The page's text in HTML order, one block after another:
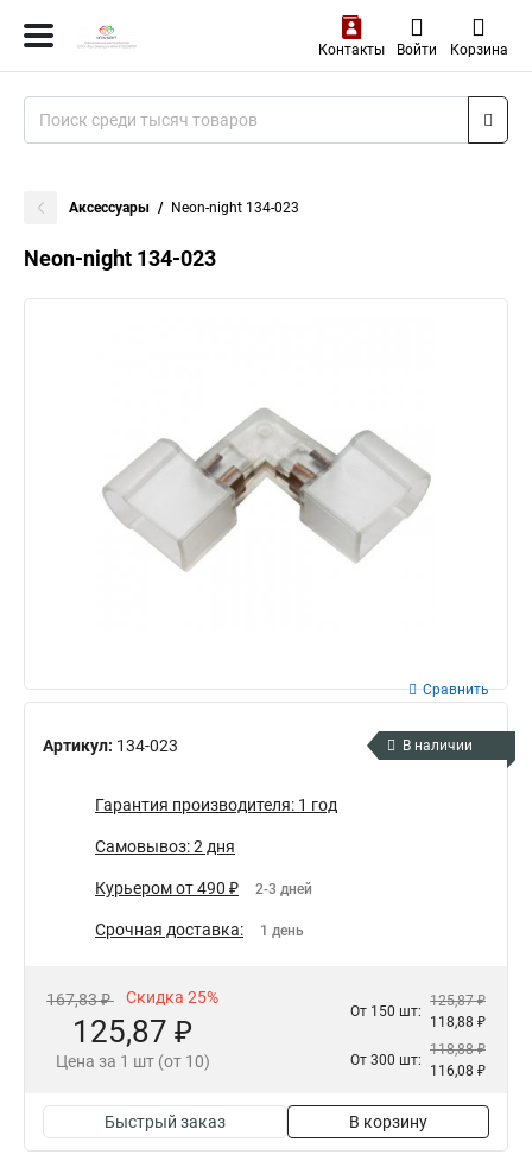
Контакты Войти Корзина
Аксессуары Neon-night 134-023
Neon-night 134-023
Артикул: 134-023
Сравнить
В наличии
Гарантия производителя: 1 год
Самовывоз: 2 дня
Курьером от 490 ₽ 2-3 дней
Срочная доставка: 1 день
167,83 ₽ Скидка 25%
125,87 ₽
Цена за 1 шт (от 10)
От 150 шт:
125,87 ₽
118,88 ₽
От 300 шт:
118,88 ₽
116,08 ₽
Быстрый заказ В корзину